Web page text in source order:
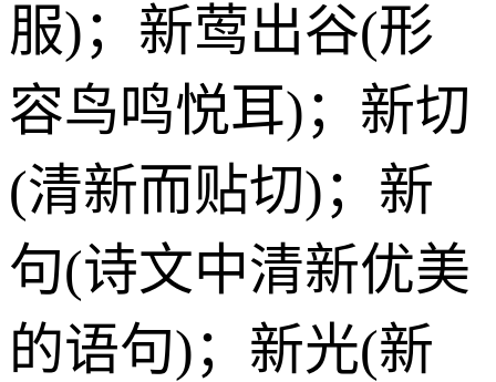
服)；新莺出谷(形
容鸟鸣悦耳)；新切
(清新而贴切)；新
句(诗文中清新优美
的语句)；新光(新